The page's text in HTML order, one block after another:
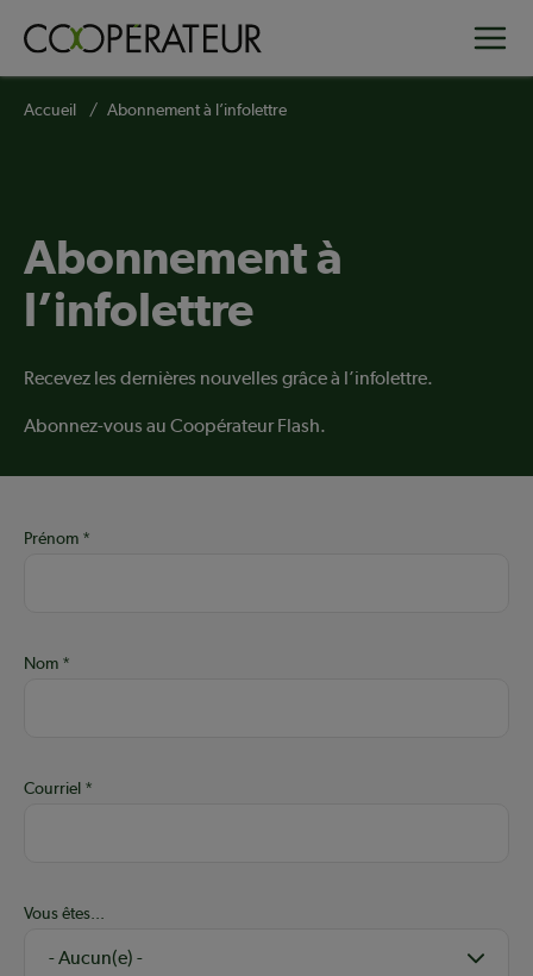
contenu
principal
Fil
Accueil Abonnement à l’infolettre
Abonnement à
l’infolettre
Recevez les dernières nouvelles grâce à l’infolettre.
Abonnez-vous au Coopérateur Flash.
Prénom
Nom
Courriel
Vous êtes...